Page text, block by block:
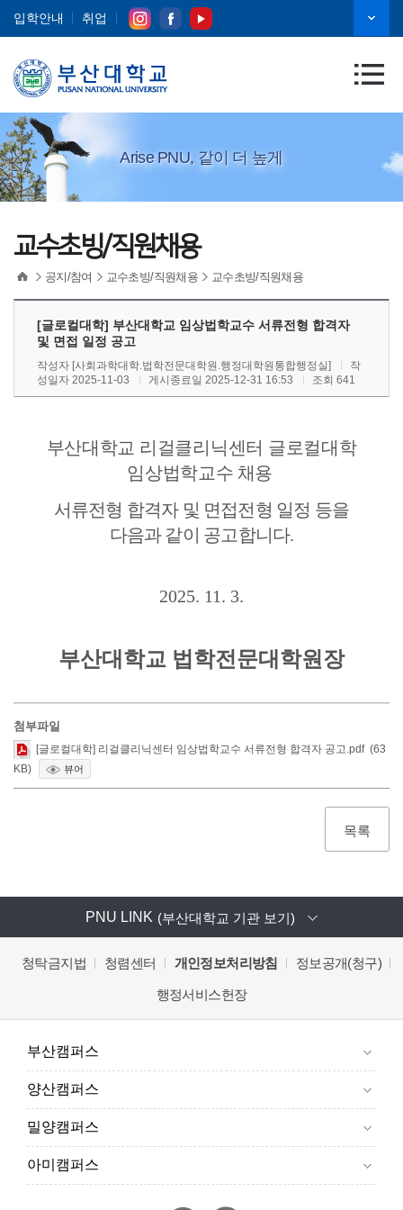
입학안내 취업
Arise PNU, 같이 더 높게
교수초빙/직원채용
공지/참여 교수초빙/직원채용 교수초빙/직원채용
[글로컬대학] 부산대학교 임상법학교수 서류전형 합격자
및 면접 일정 공고
작성자 [사회과학대학.법학전문대학원.행정대학원통합행정실]
작
성일자 2025-11-03
게시종료일 2025-12-31 16:53 조회 641
부산대학교 리걸클리닉센터 글로컬대학
임상법학교수 채용
서류전형 합격자 및 면접전형 일정 등을
다음과같이 공고합니다.
2025. 11. 3.
부산대학교 법학전문대학원장
첨부파일
[글로컬대학] 리걸클리닉센터 임상법학교수 서류전형 합격자 공고.pdf (63
KB)
뷰어
목록
PNU LINK (부산대학교 기관 보기)
청탁금지법 청렴센터 개인정보처리방침 정보공개(청구)
행정서비스헌장
부산캠퍼스
양산캠퍼스
밀양캠퍼스
아미캠퍼스